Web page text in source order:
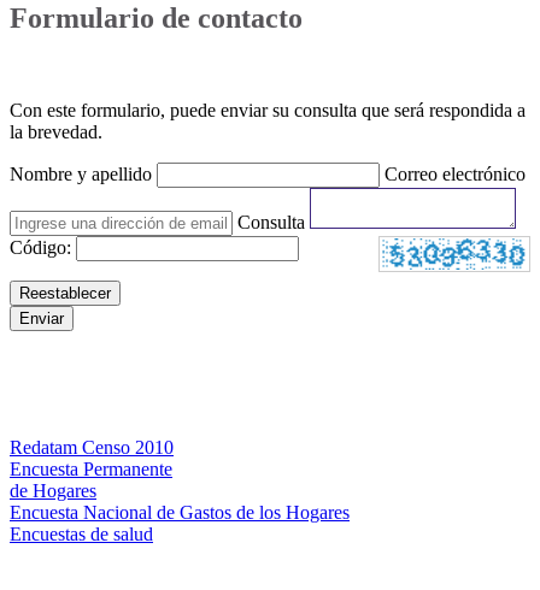
Formulario de contacto
Con este formulario, puede enviar su consulta que será respondida a
la brevedad.
Nombre y apellido Correo electrónico
Consulta
Código:
Redatam Censo 2010
Encuesta Permanente
de Hogares
Encuesta Nacional de Gastos de los Hogares
Encuestas de salud